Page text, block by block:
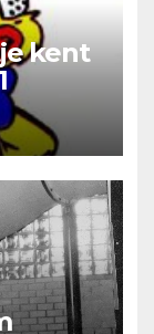
kent